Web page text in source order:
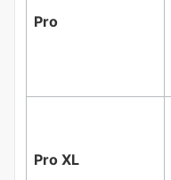
Pro
Pro XL